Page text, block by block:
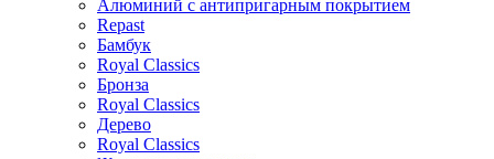
Алюминий с антипригарным покрытием
Repast
Бамбук
Royal Classics
Бронза
Royal Classics
Дерево
Royal Classics